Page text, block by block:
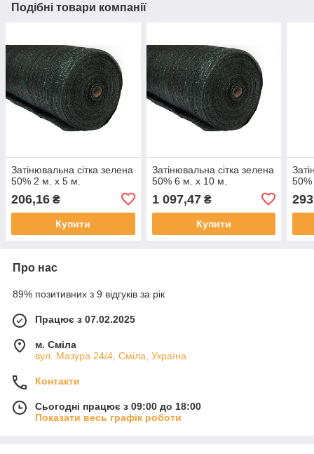
Подібні товари компанії
Затінювальна сітка зелена
50% 2 м. х 5 м.
206,16 ₴
Купити
Затінювальна сітка зелена
50% 6 м. х 10 м.
1 097,47₴
Купити
Про нас
89% позитивних з 9 відгуків за рік
Працює з 07.02.2025
м. Сміла
вул. Мазура 24/4, Сміла, Україна
Контакти
Сьогодні працює з 09:00 до 18:00
Показати весь графік роботи